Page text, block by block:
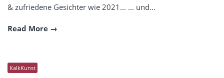
& zufriedene Gesichter wie 2021... ... und…
Read More
KalkKunst